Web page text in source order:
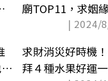
廟TOP11，求姻
| 2024/
求財消災好時機
拜４種水果好運